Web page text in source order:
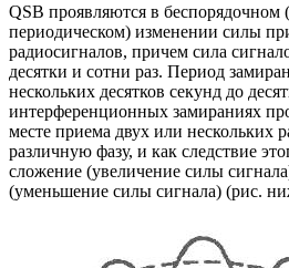
QSB проявляются в
периодическом) изменении силы
радиосигналов, причем сила
десятки и сотни раз. Период
нескольких десятков секунд до
интерференционных замираниях
месте приема двух или нескольких
различную фазу, и как следствие
сложение (увеличение силы
(уменьшение силы сигнала) (рис.